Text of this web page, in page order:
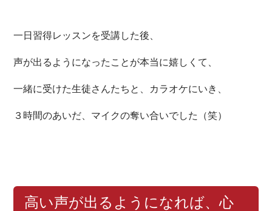
一日習得レッスンを受講した後、
声が出るようになったことが本当に嬉しくて、
一緒に受けた生徒さんたちと、カラオケにいき、
３時間のあいだ、マイクの奪い合いでした（笑）
高い声が出るようになれば、心